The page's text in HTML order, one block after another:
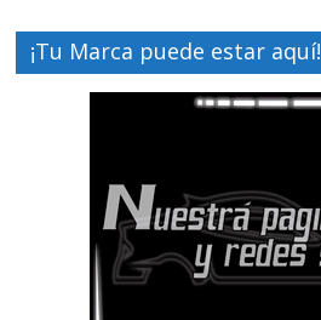
¡Tu Marca puede estar aquí!